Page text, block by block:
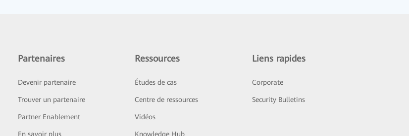
Partenaires
Devenir partenaire
Trouver un partenaire
Partner Enablement
En savoir plus
Ressources
Études de cas
Centre de ressources
Vidéos
Knowledge Hub
Liens rapides
Corporate
Security Bulletins